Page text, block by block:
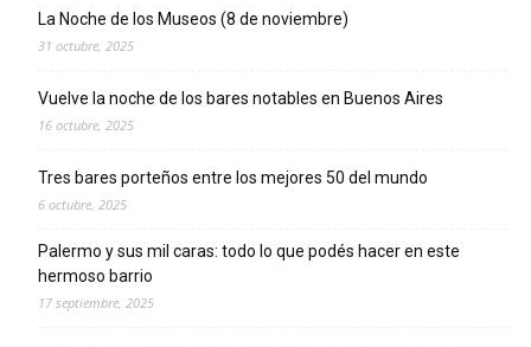
La Noche de los Museos (8 de noviembre)
31 octubre, 2025
Vuelve la noche de los bares notables en Buenos Aires
16 octubre, 2025
Tres bares porteños entre los mejores 50 del mundo
6 octubre, 2025
Palermo y sus mil caras: todo lo que podés hacer en este
hermoso barrio
17 septiembre, 2025